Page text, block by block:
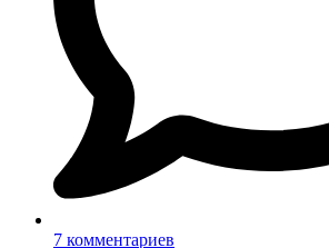
7 комментариев